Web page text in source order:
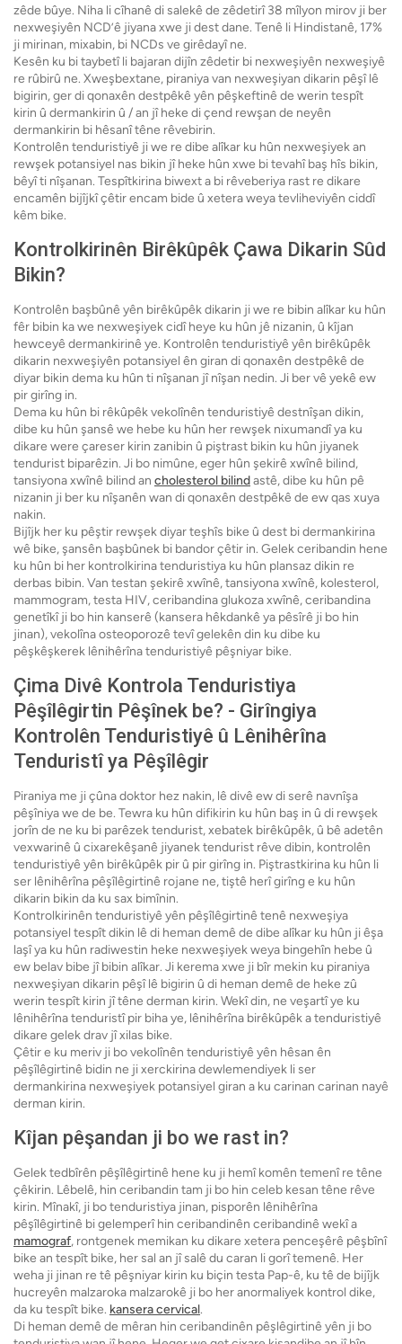
zêde bûye. Niha li cîhanê di salekê de zêdetirî 38 mîlyon mirov ji ber
nexweşiyên NCD’ê jiyana xwe ji dest dane. Tenê li Hindistanê, 17%
ji mirinan, mixabin, bi NCDs ve girêdayî ne.
Kesên ku bi taybetî li bajaran dijîn zêdetir bi nexweşiyên nexweşiyê
re rûbirû ne. Xweşbextane, piraniya van nexweşiyan dikarin pêşî lê
bigirin, ger di qonaxên destpêkê yên pêşkeftinê de werin tespît
kirin û dermankirin û / an jî heke di çend rewşan de neyên
dermankirin bi hêsanî têne rêvebirin.
Kontrolên tenduristiyê ji we re dibe alîkar ku hûn nexweşiyek an
rewşek potansiyel nas bikin jî heke hûn xwe bi tevahî baş hîs bikin,
bêyî ti nîşanan. Tespîtkirina biwext a bi rêveberiya rast re dikare
encamên bijîjkî çêtir encam bide û xetera weya tevliheviyên ciddî
kêm bike.
Kontrolkirinên Birêkûpêk Çawa Dikarin Sûd
Bikin?
Kontrolên başbûnê yên birêkûpêk dikarin ji we re bibin alîkar ku hûn
fêr bibin ka we nexweşiyek cidî heye ku hûn jê nizanin, û kîjan
hewceyê dermankirinê ye. Kontrolên tenduristiyê yên birêkûpêk
dikarin nexweşiyên potansiyel ên giran di qonaxên destpêkê de
diyar bikin dema ku hûn ti nîşanan jî nîşan nedin. Ji ber vê yekê ew
pir girîng in.
Dema ku hûn bi rêkûpêk vekolînên tenduristiyê destnîşan dikin,
dibe ku hûn şansê we hebe ku hûn her rewşek nixumandî ya ku
dikare were çareser kirin zanibin û piştrast bikin ku hûn jiyanek
tendurist biparêzin. Ji bo nimûne, eger hûn şekirê xwînê bilind,
tansiyona xwînê bilind an cholesterol bilindastê, dibe ku hûn pê
nizanin ji ber ku nîşanên wan di qonaxên destpêkê de ew qas xuya
nakin.
Bijîjk her ku pêştir rewşek diyar teşhîs bike û dest bi dermankirina
wê bike, şansên başbûnek bi bandor çêtir in. Gelek ceribandin hene
ku hûn bi her kontrolkirina tenduristiya ku hûn plansaz dikin re
derbas bibin. Van testan şekirê xwînê, tansiyona xwînê, kolesterol,
mammogram, testa HIV, ceribandina glukoza xwînê, ceribandina
genetîkî ji bo hin kanserê (kansera hêkdankê ya pêsîrê ji bo hin
jinan), vekolîna osteoporozê tevî gelekên din ku dibe ku
pêşkêşkerek lênihêrîna tenduristiyê pêşniyar bike.
Çima Divê Kontrola Tenduristiya
Pêşîlêgirtin Pêşînek be? - Girîngiya
Kontrolên Tenduristiyê û Lênihêrîna
Tenduristî ya Pêşîlêgir
Piraniya me ji çûna doktor hez nakin, lê divê ew di serê navnîşa
pêşîniya we de be. Tewra ku hûn difikirin ku hûn baş in û di rewşek
jorîn de ne ku bi parêzek tendurist, xebatek birêkûpêk, û bê adetên
vexwarinê û cixarekêşanê jiyanek tendurist rêve dibin, kontrolên
tenduristiyê yên birêkûpêk pir û pir girîng in. Piştrastkirina ku hûn li
ser lênihêrîna pêşîlêgirtinê rojane ne, tiştê herî girîng e ku hûn
dikarin bikin da ku sax bimînin.
Kontrolkirinên tenduristiyê yên pêşîlêgirtinê tenê nexweşiya
potansiyel tespît dikin lê di heman demê de dibe alîkar ku hûn ji êşa
laşî ya ku hûn radiwestin heke nexweşiyek weya bingehîn hebe û
ew belav bibe jî bibin alîkar. Ji kerema xwe ji bîr mekin ku piraniya
nexweşiyan dikarin pêşî lê bigirin û di heman demê de heke zû
werin tespît kirin jî têne derman kirin. Wekî din, ne veşartî ye ku
lênihêrîna tenduristî pir biha ye, lênihêrîna birêkûpêk a tenduristiyê
dikare gelek drav jî xilas bike.
Çêtir e ku meriv ji bo vekolînên tenduristiyê yên hêsan ên
pêşîlêgirtinê bidin ne ji xerckirina dewlemendiyek li ser
dermankirina nexweşiyek potansiyel giran a ku carinan carinan nayê
derman kirin.
Kîjan pêşandan ji bo we rast in?
Gelek tedbîrên pêşîlêgirtinê hene ku ji hemî komên temenî re têne
çêkirin. Lêbelê, hin ceribandin tam ji bo hin celeb kesan têne rêve
kirin. Mînakî, ji bo tenduristiya jinan, pisporên lênihêrîna
pêşîlêgirtinê bi gelemperî hin ceribandinên ceribandinê wekî a
mamograf, rontgenek memikan ku dikare xetera penceşêrê pêşbînî
bike an tespît bike, her sal an jî salê du caran li gorî temenê. Her
weha ji jinan re tê pêşniyar kirin ku biçin testa Pap-ê, ku tê de bijîjk
hucreyên malzaroka malzarokê ji bo her anormaliyek kontrol dike,
da ku tespît bike. kansera cervical.
Di heman demê de mêran hin ceribandinên pêşlêgirtinê yên ji bo